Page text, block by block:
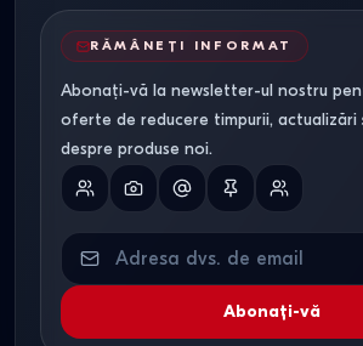
Hrușciovka
Dulap-cupe cu
Bloc Nou
(Garderobă)
Sistem
Cehka (Living)
Dulap cu uși
batante
Întrebări frecvente
RĂMÂNEȚI INFORMAT
Abonați-vă la newsletter-ul nostru
oferte de reducere timpurii,
despre produse noi.
Abonați-vă